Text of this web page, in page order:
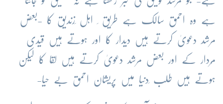
ہے وہ احمق سالک ہے طریق ِ اہل ِزندیق کا -بعض
مرشد دعویٰ کرتے ہیں دیدار کا اور ہوتے ہیں قیدی
مُردار کے اور بعض مرشد دعویٰ کرتے ہیں لقا کا لیکن
ہوتے ہیں طلب ِدنیا میں پریشان احمق بے حیا-